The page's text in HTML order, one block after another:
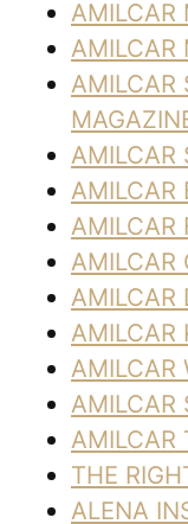
AMILCAR
AMILCAR
AMILCAR
AMILCAR
AMILCAR
AMILCAR
AMILCAR
AMILCAR
AMILCAR
AMILCAR
AMILCAR
AMILCAR
THE
ALENA